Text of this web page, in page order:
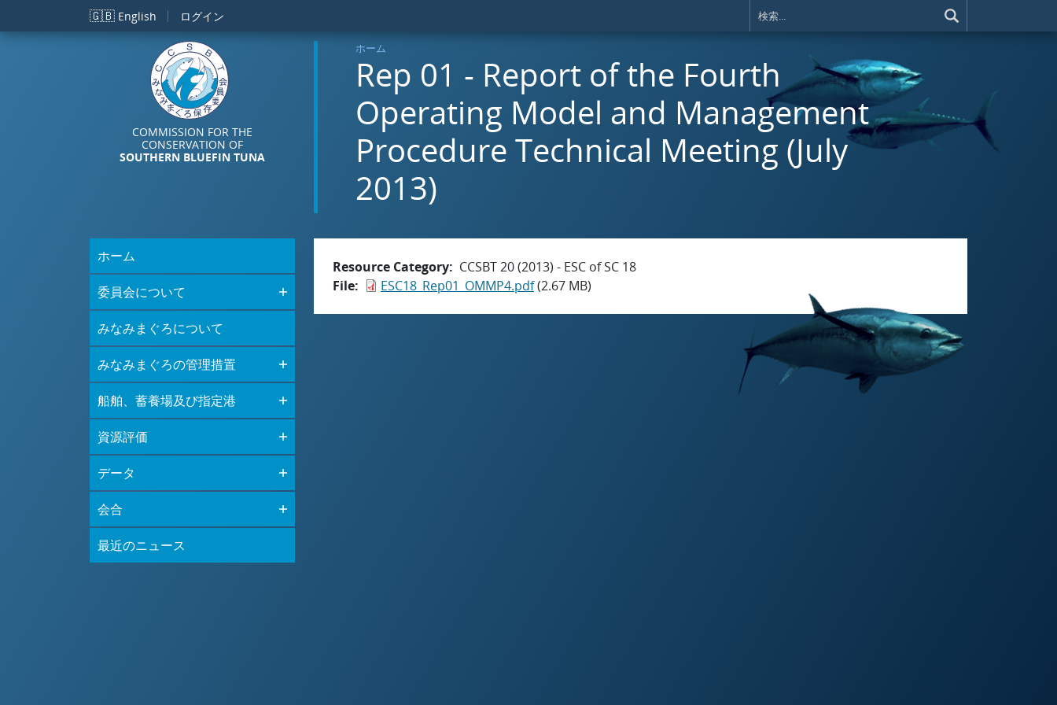
メインコンテンツに移動
🇬🇧 English ログイン
COMMISSION FOR THE
CONSERVATION OF
SOUTHERN BLUEFIN TUNA
ホーム
Rep 01 - Report of the Fourth
Operating Model and Management
Procedure Technical Meeting (July
2013)
ホーム
委員会について
みなみまぐろについて
みなみまぐろの管理措置
船舶、蓄養場及び指定港
資源評価
データ
会合
最近のニュース
Resource Category
CCSBT 20 (2013) - ESC of SC 18
File
ESC18_Rep01_OMMP4.pdf(2.67 MB)